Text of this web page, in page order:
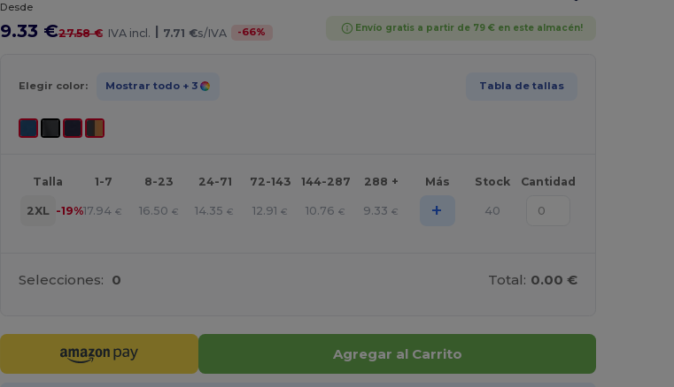
Desde
9.33 €27.58 € IVA incl. | 7.71 €s/IVA -66% Envío gratis a partir de 79 € en este almacén!
Elegir color: Mostrar todo + 3 Tabla de tallas
Talla 1-7 8-23 24-71 72-143 144-287 288 + Más Stock Cantidad
2XL -19%17.94 € 16.50 € 14.35 € 12.91 € 10.76 € 9.33 € + 40
Selecciones: 0 Total: 0.00 €
Agregar al Carrito